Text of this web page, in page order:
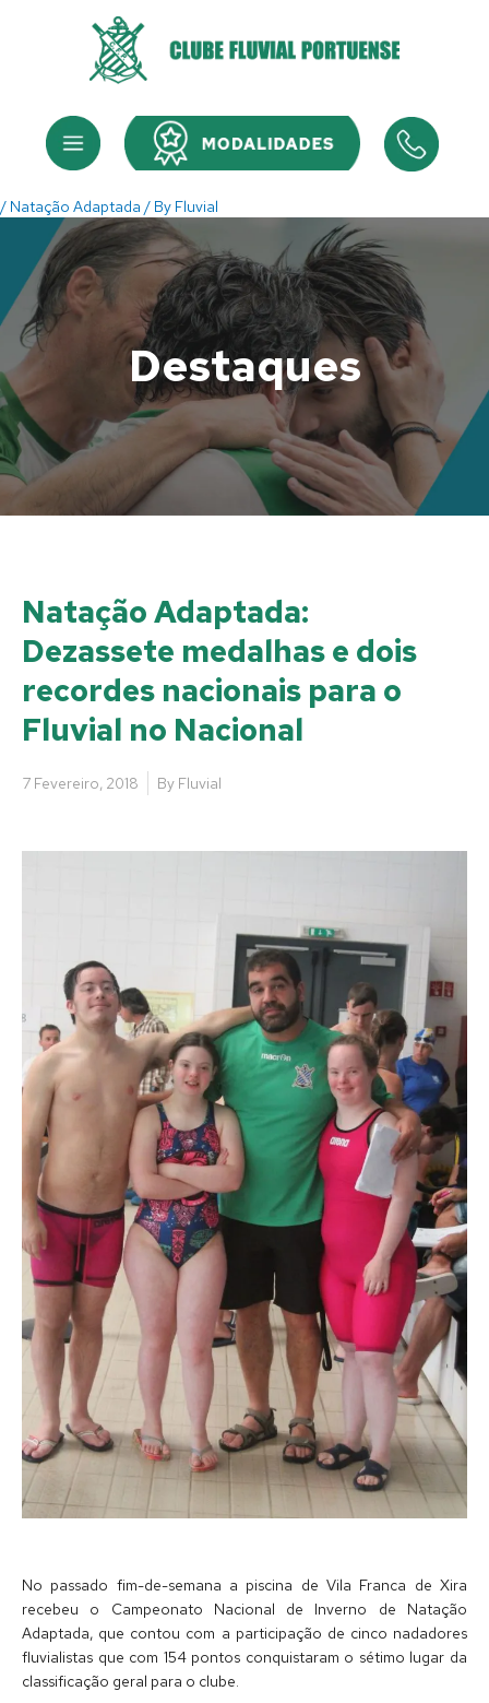
Menu Menu
/ Natação Adaptada / By Fluvial
Destaques
Natação Adaptada:
Dezassete medalhas e dois
recordes nacionais para o
Fluvial no Nacional
7 Fevereiro, 2018 By Fluvial
No passado fim-de-semana a piscina de Vila Franca de Xira
recebeu o Campeonato Nacional de Inverno de Natação
Adaptada, que contou com a participação de cinco nadadores
fluvialistas que com 154 pontos conquistaram o sétimo lugar da
classificação geral para o clube.